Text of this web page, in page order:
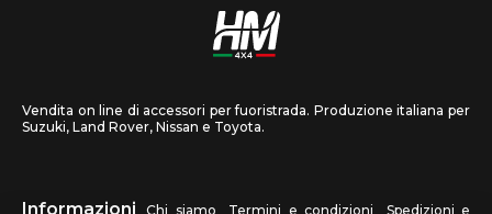
Vendita on line di accessori per fuoristrada. Produzione italiana per
Suzuki, Land Rover, Nissan e Toyota.
Informazioni Chi siamo Termini e condizioni Spedizioni e